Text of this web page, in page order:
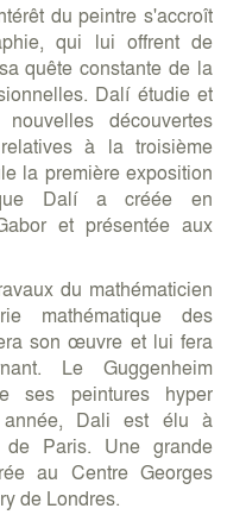
du peintre s'accroît
qui lui offrent de
quête constante de la
Dalí étudie et
découvertes
à la troisième
la première exposition
que Dalí a créée en
et présentée aux
du mathématicien
mathématique des
son œuvre et lui fera
Le Guggenheim
ses peintures hyper
année, Dali est élu à
de Paris. Une grande
au Centre Georges
de Londres.